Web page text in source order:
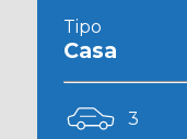
Tipo
Casa
3